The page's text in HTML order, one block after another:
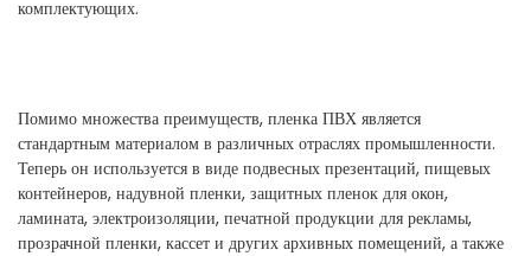
комплектующих.
Помимо множества преимуществ, пленка ПВХ является
стандартным материалом в различных отраслях промышленности.
Теперь он используется в виде подвесных презентаций, пищевых
контейнеров, надувной пленки, защитных пленок для окон,
ламината, электроизоляции, печатной продукции для рекламы,
прозрачной пленки, кассет и других архивных помещений, а также